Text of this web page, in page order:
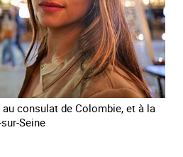
au consulat de Colombie, et à la
Seine